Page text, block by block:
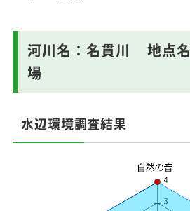
河川名：名貫川 地点
場
水辺環境調査結果
リンク集
ecoみやざき
よくある質問
このサイトについて